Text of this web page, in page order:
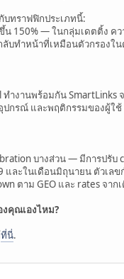
บทราฟฟิกประเภทนี้:
150% — ในกลุ่มเดตติ้ง ค
บทำหน้าที่เหมือนตัวกรอง
ำงานพร้อมกัน
กรณ์ และพฤติกรรมของผู้ใ
บางส่วน — มีการปรั
และในเดือนมิถุนายน ตัวเล
ตาม GEO และ rates จา
คุณเองไหม?
ที่นี่.